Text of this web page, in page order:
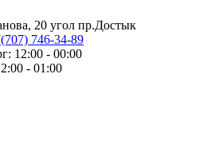
20 угол пр.Достык
746-34-89
12:00 - 00:00
- 01:00